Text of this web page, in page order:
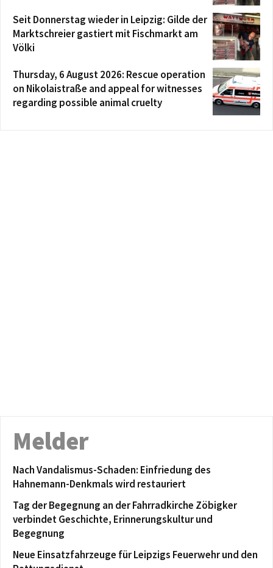
Seit Donnerstag wieder in Leipzig: Gilde der
Marktschreier gastiert mit Fischmarkt am
Völki
Thursday, 6 August 2026: Rescue operation
on Nikolaistraße and appeal for witnesses
regarding possible animal cruelty
Melder
Nach Vandalismus-Schaden: Einfriedung des
Hahnemann-Denkmals wird restauriert
Tag der Begegnung an der Fahrradkirche Zöbigker
verbindet Geschichte, Erinnerungskultur und
Begegnung
Neue Einsatzfahrzeuge für Leipzigs Feuerwehr und den